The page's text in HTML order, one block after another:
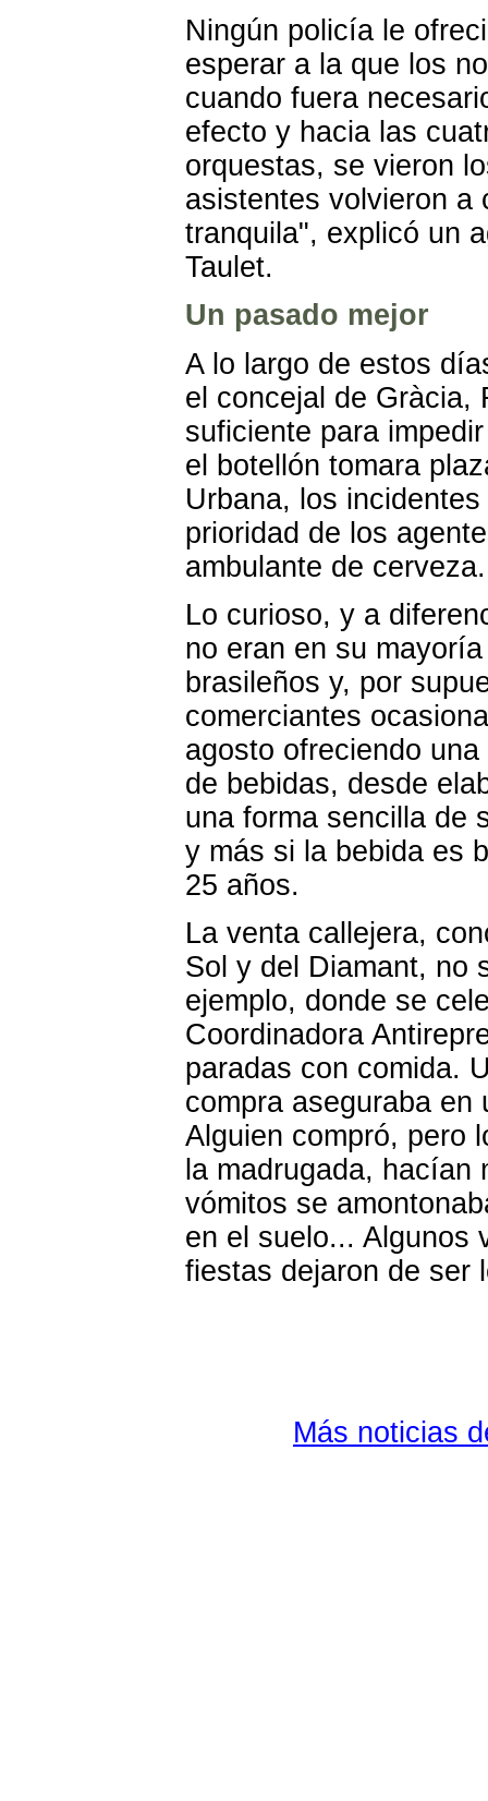
Ningún policía le
esperar a la que los
cuando fuera
efecto y hacia las
orquestas, se vieron
asistentes volvieron a
tranquila", explicó un
Taulet.
Un pasado mejor
A lo largo de estos
el concejal de Gràcia,
suficiente para
el botellón tomara
Urbana, los
prioridad de los
ambulante de cerveza.
Lo curioso, y a
no eran en su
brasileños y, por
comerciantes
agosto ofreciendo
de bebidas, desde
una forma sencilla de
y más si la bebida es
25 años.
La venta callejera,
Sol y del Diamant, no
ejemplo, donde se
Coordinadora
paradas con comida.
compra aseguraba
Alguien compró, pero
la madrugada,
vómitos se
en el suelo... Algunos
fiestas dejaron de ser
Más noticias